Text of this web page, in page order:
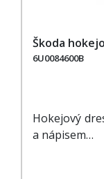
Škoda
6U0084600B
Hokejový
a nápisem…